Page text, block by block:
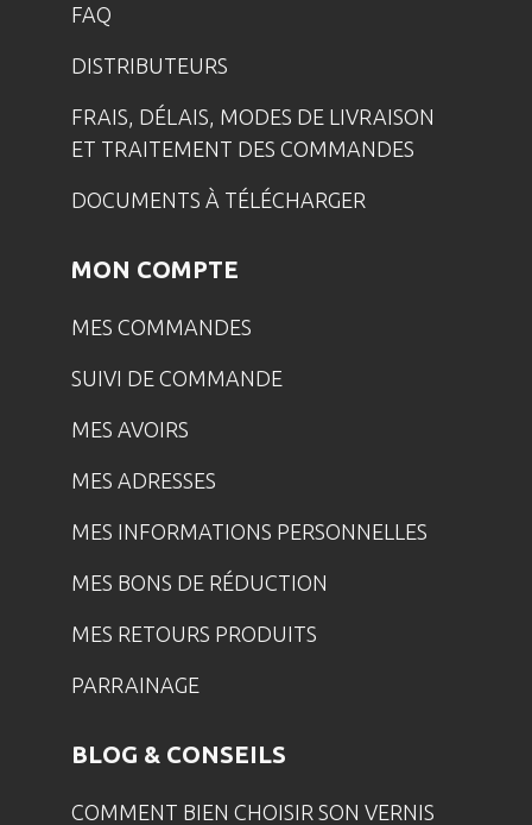
FAQ
DISTRIBUTEURS
FRAIS, DÉLAIS, MODES DE LIVRAISON
ET TRAITEMENT DES COMMANDES
DOCUMENTS À TÉLÉCHARGER
MON COMPTE
MES COMMANDES
SUIVI DE COMMANDE
MES AVOIRS
MES ADRESSES
MES INFORMATIONS PERSONNELLES
MES BONS DE RÉDUCTION
MES RETOURS PRODUITS
PARRAINAGE
BLOG & CONSEILS
COMMENT BIEN CHOISIR SON VERNIS